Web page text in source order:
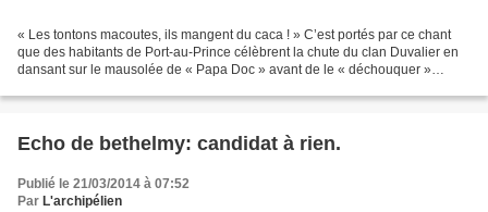
« Les tontons macoutes, ils mangent du caca ! » C’est portés par ce chant
que des habitants de Port-au-Prince célèbrent la chute du clan Duvalier en
dansant sur le mausolée de « Papa Doc » avant de le « déchouquer »
Echo de bethelmy: candidat à rien.
Publié le 21/03/2014 à 07:52
Par L'archipélien